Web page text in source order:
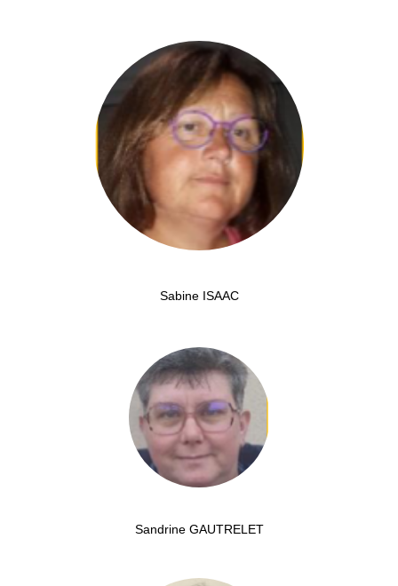
Sabine ISAAC
Sandrine GAUTRELET